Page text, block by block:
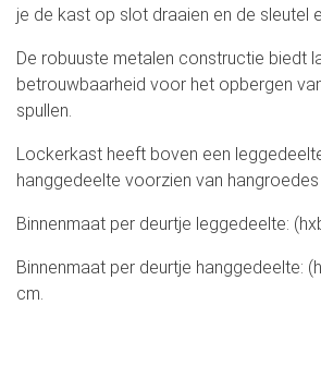
je de kast op slot draaien en de sleutel
De robuuste metalen constructie biedt
betrouwbaarheid voor het opbergen
spullen.
Lockerkast heeft boven een
hanggedeelte voorzien van hangroedes
Binnenmaat per deurtje leggedeelte:
Binnenmaat per deurtje hanggedeelte:
cm.